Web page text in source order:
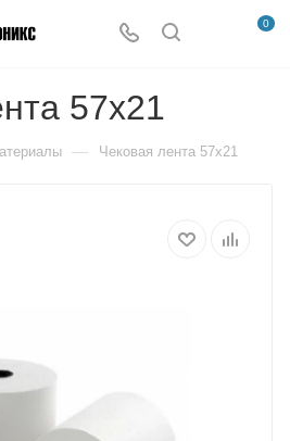
0
57х21
— Чековая лента 57х21